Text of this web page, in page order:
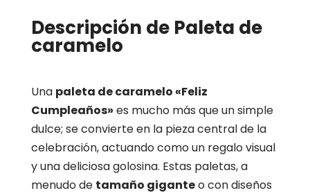
Descripción de Paleta de
caramelo
Una paleta de caramelo «Feliz
Cumpleaños» es mucho más que un simple
dulce; se convierte en la pieza central de la
celebración, actuando como un regalo visual
y una deliciosa golosina. Estas paletas, a
menudo de tamaño giganteo con diseños